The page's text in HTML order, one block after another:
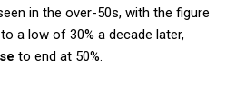
in the over-50s, with the figure
a low of 30% a decade later,
to end at 50%.